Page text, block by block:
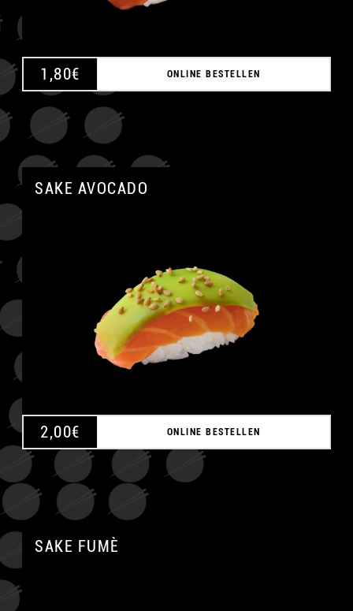
1,80€ ONLINE BESTELLEN
SAKE AVOCADO
2,00€ ONLINE BESTELLEN
SAKE FUMÈ